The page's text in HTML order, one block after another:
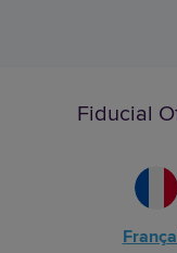
Fiducial